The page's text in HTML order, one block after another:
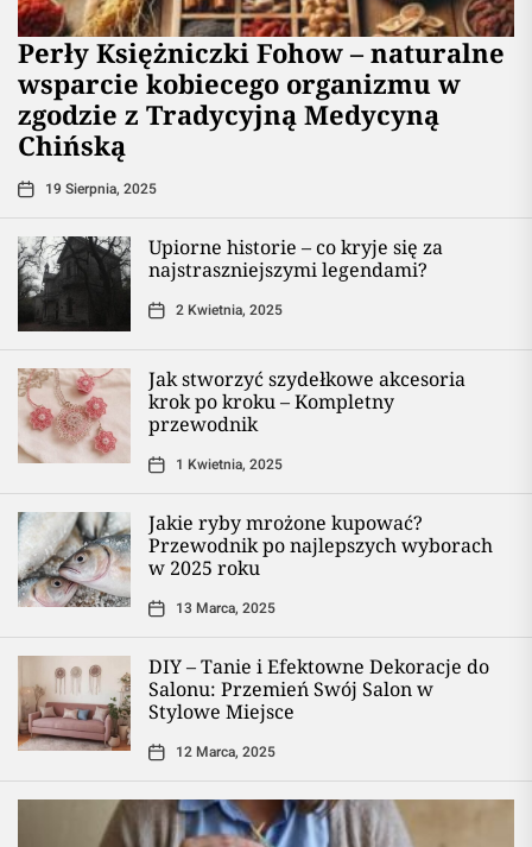
Perły Księżniczki Fohow – naturalne
wsparcie kobiecego organizmu w
zgodzie z Tradycyjną Medycyną
Chińską
19 Sierpnia, 2025
Upiorne historie – co kryje się za
najstraszniejszymi legendami?
2 Kwietnia, 2025
Jak stworzyć szydełkowe akcesoria
krok po kroku – Kompletny
przewodnik
1 Kwietnia, 2025
Jakie ryby mrożone kupować?
Przewodnik po najlepszych wyborach
w 2025 roku
13 Marca, 2025
DIY – Tanie i Efektowne Dekoracje do
Salonu: Przemień Swój Salon w
Stylowe Miejsce
12 Marca, 2025